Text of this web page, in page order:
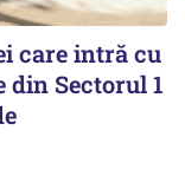
care intră cu
Sectorul 1